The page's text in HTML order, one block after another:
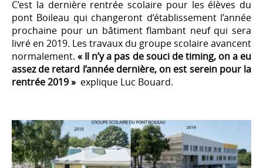
C’est la dernière rentrée scolaire pour les élèves du
pont Boileau qui changeront d’établissement l’année
prochaine pour un bâtiment flambant neuf qui sera
livré en 2019. Les travaux du groupe scolaire avancent
normalement. « Il n’y a pas de souci de timing, on a eu
assez de retard l’année dernière, on est serein pour la
rentrée 2019 » explique Luc Bouard.